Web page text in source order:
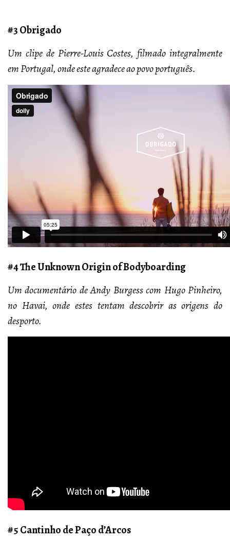
#3 Obrigado
Um clipe de Pierre-Louis Costes, filmado integralmente
em Portugal, onde este agradece ao povo português.
#4 The Unknown Origin of Bodyboarding
Um documentário de Andy Burgess com Hugo Pinheiro,
no Havai, onde estes tentam descobrir as origens do
desporto.
#5 Cantinho de Paço d’Arcos